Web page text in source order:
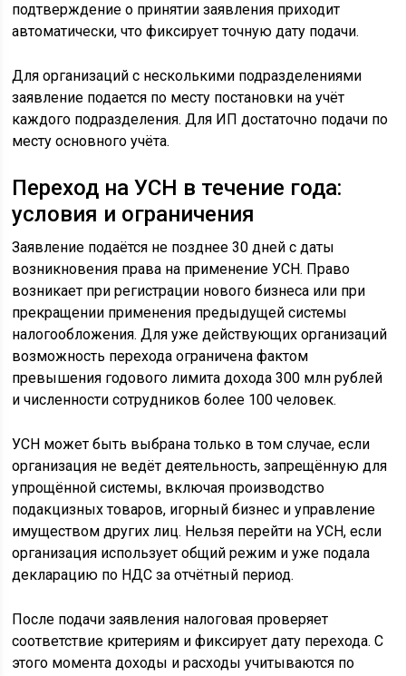
подтверждение о принятии заявления приходит
автоматически, что фиксирует точную дату подачи.
Для организаций с несколькими подразделениями
заявление подается по месту постановки на учёт
каждого подразделения. Для ИП достаточно подачи по
месту основного учёта.
Переход на УСН в течение года:
условия и ограничения
Заявление подаётся не позднее 30 дней с даты
возникновения права на применение УСН. Право
возникает при регистрации нового бизнеса или при
прекращении применения предыдущей системы
налогообложения. Для уже действующих организаций
возможность перехода ограничена фактом
превышения годового лимита дохода 300 млн рублей
и численности сотрудников более 100 человек.
УСН может быть выбрана только в том случае, если
организация не ведёт деятельность, запрещённую для
упрощённой системы, включая производство
подакцизных товаров, игорный бизнес и управление
имуществом других лиц. Нельзя перейти на УСН, если
организация использует общий режим и уже подала
декларацию по НДС за отчётный период.
После подачи заявления налоговая проверяет
соответствие критериям и фиксирует дату перехода. С
этого момента доходы и расходы учитываются по